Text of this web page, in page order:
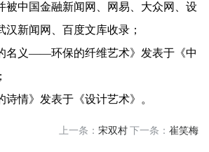
被中国金融新闻网、网易、大众网、设
汉新闻网、百度文库收录；
名义——环保的纤维艺术》发表于《中
诗情》发表于《设计艺术》。
上一条： 宋双村下一条： 崔笑梅